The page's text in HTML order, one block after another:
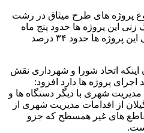
پروژه های طرح میثاق در رشت
این پروژه ها حدود پنج ماه
سپری شده است و به حول الهی این پروژه ها حدود ۳۴ درصد
اتحاد شورا و شهرداری نقش
پروژه ها دارد افزود:
شهری با دیگر دستگاه ها و
از اقدامات مدیریت شهری از
های غیر همسطح که جزو